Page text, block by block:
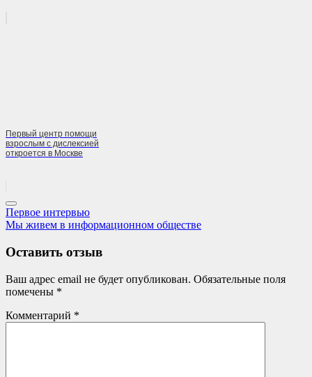
Первый центр помощи
взрослым с дислексией
откроется в Москве
Навигация
по
записям
Previous
Post:
Первое интервью
Next
Мы живем в информационном обществе
Оставить отзыв
Ваш адрес email не будет опубликован. Обязательные поля
помечены *
Комментарий *